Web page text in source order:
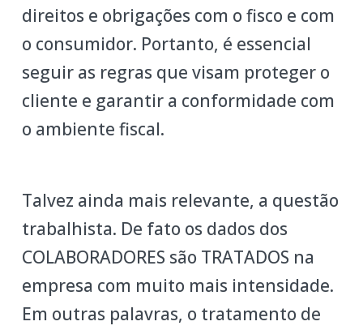
direitos e obrigações com o fisco e com
o consumidor. Portanto, é essencial
seguir as regras que visam proteger o
cliente e garantir a conformidade com
o ambiente fiscal.
Talvez ainda mais relevante, a questão
trabalhista. De fato os dados dos
COLABORADORES são TRATADOS na
empresa com muito mais intensidade.
Em outras palavras, o tratamento de